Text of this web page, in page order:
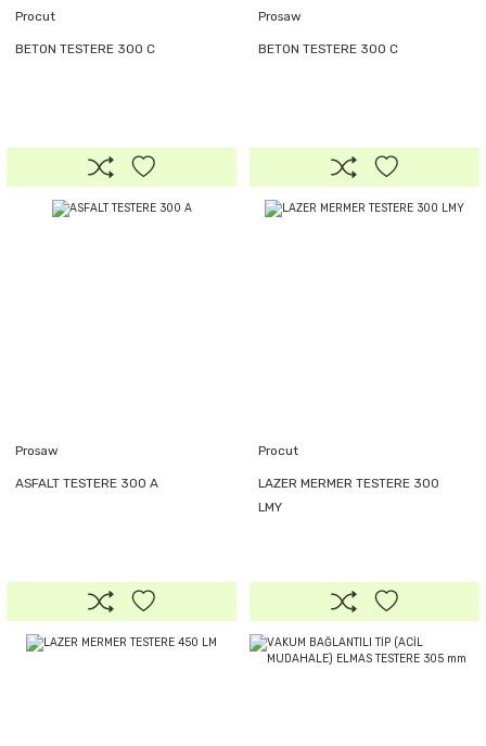
Procut
BETON TESTERE 300 C
Prosaw
BETON TESTERE 300 C
Prosaw
ASFALT TESTERE 300 A
Procut
LAZER MERMER TESTERE 300
LMY